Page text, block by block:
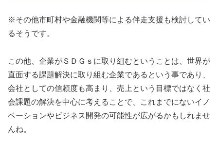
※その他市町村や金融機関等による伴走支援も検討してい
るそうです。
この他、企業がＳＤＧｓに取り組むということは、世界が
直面する課題解決に取り組む企業であるという事であり、
会社としての信頼度も高まり、売上という目標ではなく社
会課題の解決を中心に考えることで、これまでにないイノ
ベーションやビジネス開発の可能性が広がるかもしれませ
んね。